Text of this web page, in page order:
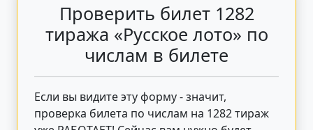
Проверить билет 1282
тиража «Русское лото» по
числам в билете
Если вы видите эту форму - значит,
проверка билета по числам на 1282 тираж